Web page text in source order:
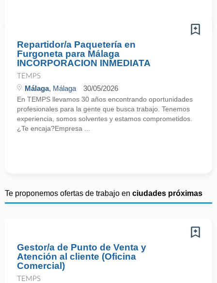
Repartidor/a Paquetería en
Furgoneta para Málaga
INCORPORACION INMEDIATA
TEMPS
Málaga, Málaga 30/05/2026
En TEMPS llevamos 30 años encontrando oportunidades
profesionales para la gente que busca trabajo. Tenemos
experiencia, somos solventes y estamos comprometidos.
¿Te encaja?Empresa ...
Te proponemos ofertas de trabajo en ciudades próximas
Gestor/a de Punto de Venta y
Atención al cliente (Oficina
Comercial)
TEMPS